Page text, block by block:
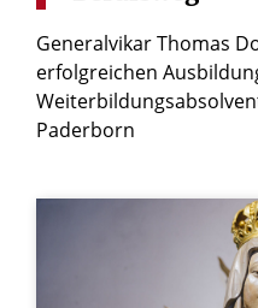
Generalvikar Thomas
erfolgreichen
Paderborn